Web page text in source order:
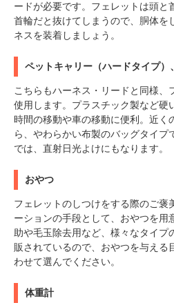
ードが必要です。フェレットは頭と
首輪だと抜けてしまうので、胴体を
ネスを装着しましょう。
ペットキャリー（ハードタイプ）
こちらもハーネス・リードと同様、
使用します。プラスチック製など硬
時間の移動や車の移動に便利。近く
ら、やわらかい布製のバッグタイプ
では、直射日光よけにもなります。
おやつ
フェレットのしつけをする際のご褒
ーションの手段として、おやつを用
助や毛玉除去用など、様々なタイプ
販されているので、おやつを与える
わせて選んでください。
体重計